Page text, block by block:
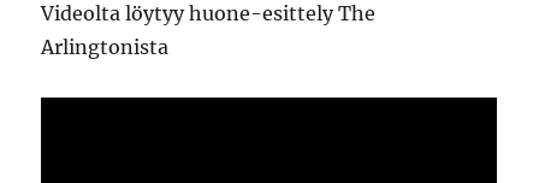
Videolta löytyy huone-esittely The
Arlingtonista